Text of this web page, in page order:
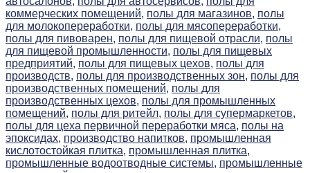
коммерческих помещений, полы для магазинов, полы
для молокопереработки, полы для мясопереработки,
полы для пивоварен, полы для пищевой отрасли, полы
для пищевой промышленности, полы для пищевых
предприятий, полы для пищевых цехов, полы для
производств, полы для производственных зон, полы для
производственных помещений, полы для
производственных цехов, полы для промышленных
помещений, полы для ритейл, полы для супермаркетов,
полы для цеха первичной переработки мяса, полы на
эпоксидах, производство напитков, промышленная
кислотостойкая плитка, промышленная плитка,
промышленные водоотводные системы, промышленные